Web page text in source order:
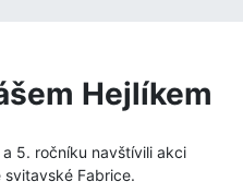
Hejlíkem
5. ročníku navštívili akci
svitavské Fabrice.